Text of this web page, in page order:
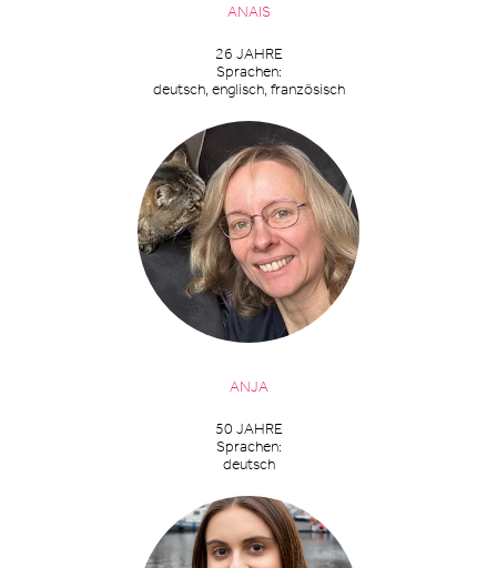
ANAIS
26 JAHRE
Sprachen:
deutsch, englisch, französisch
ANJA
50 JAHRE
Sprachen:
deutsch